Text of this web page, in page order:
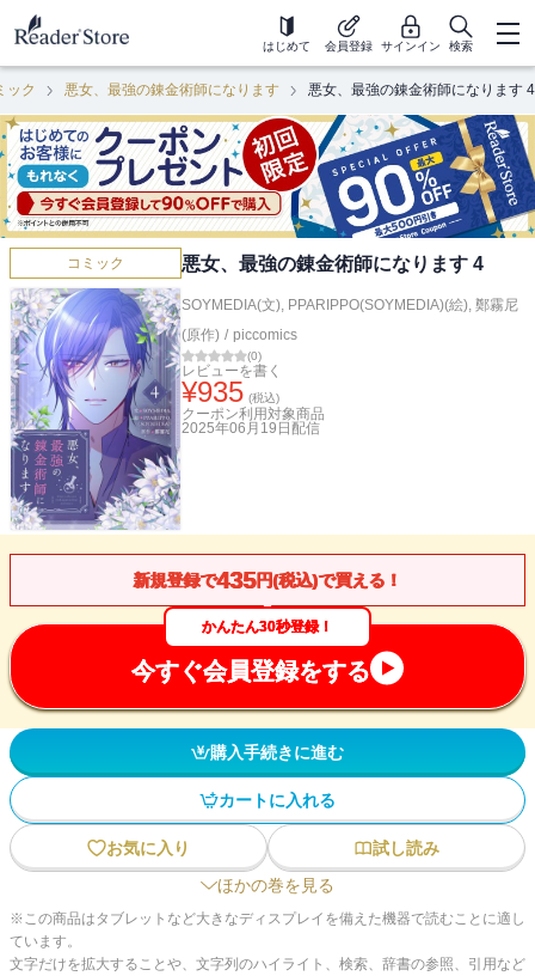
はじめて 会員登録 サインイン 検索
ック 悪女、最強の錬金術師になります 悪女、最強の錬金術師になります 4
コミック 悪女、最強の錬金術師になります 4
SOYMEDIA(文), PPARIPPO(SOYMEDIA)(絵), 鄭霧尼
(原作) / piccomics
(0)
レビューを書く
¥935 (税込)
クーポン利用対象商品
2025年06月19日 配信
新規登録で435円(税込)で買える！
かんたん30秒登録！
今すぐ会員登録をする
購入手続きに進む
カートに入れる
お気に入り
試し読み
ほかの巻を見る
※この商品はタブレットなど大きなディスプレイを備えた機器で読むことに適し
ています。
文字だけを拡大することや、文字列のハイライト、検索、辞書の参照、引用など